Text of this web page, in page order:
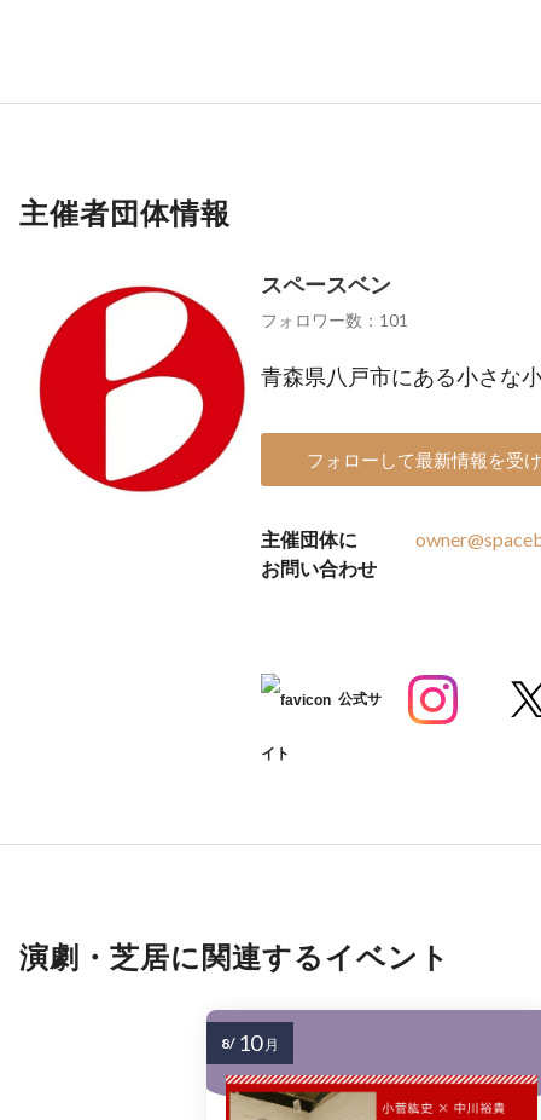
主催者団体情報
スペースベン
フォロワー数：101
青森県八戸市にある小さな
フォローして最新情報を受
主催団体に
お問い合わせ
公式サ
イト
演劇・芝居に関連するイベント
8/ 10 月